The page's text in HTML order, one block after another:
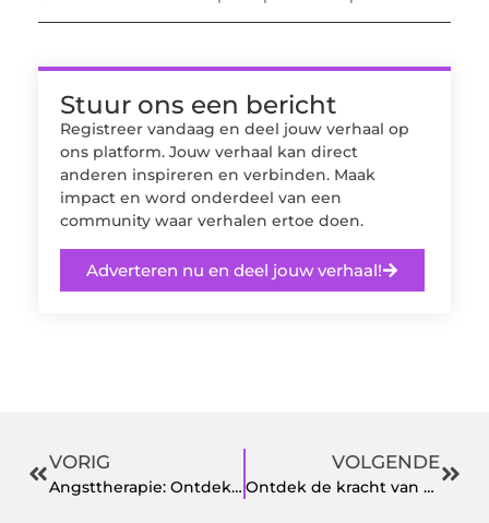
Stuur ons een bericht
Registreer vandaag en deel jouw verhaal op
ons platform. Jouw verhaal kan direct
anderen inspireren en verbinden. Maak
impact en word onderdeel van een
community waar verhalen ertoe doen.
Adverteren nu en deel jouw verhaal!
VORIG
Angsttherapie: Ontdek de Weg naar Innerlijke Rust
VOLGENDE
Ontdek de kracht van professioneel gereedschap voor elk project